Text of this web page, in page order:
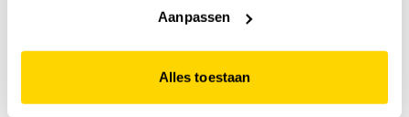
website niet optimaal functioneert.
Aanpassen
Alles toestaan